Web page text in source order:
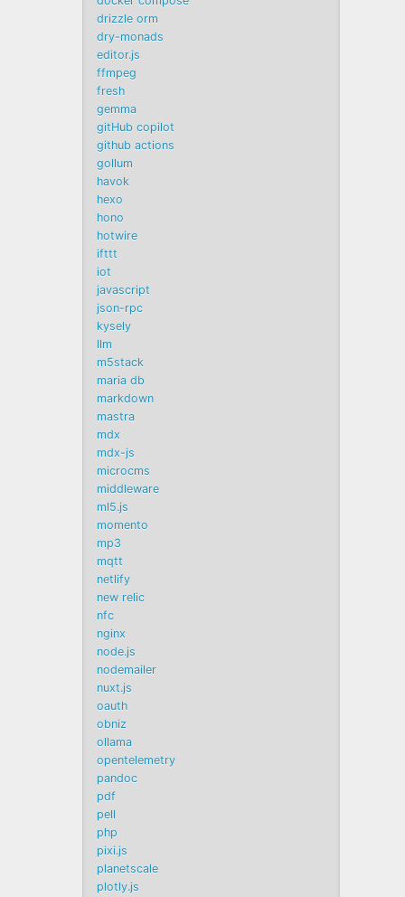
drizzle orm
dry-monads
editor.js
ffmpeg
fresh
gemma
gitHub copilot
github actions
gollum
havok
hexo
hono
hotwire
ifttt
iot
javascript
json-rpc
kysely
llm
m5stack
maria db
markdown
mastra
mdx
mdx-js
microcms
middleware
ml5.js
momento
mp3
mqtt
netlify
new relic
nfc
nginx
node.js
nodemailer
nuxt.js
oauth
obniz
ollama
opentelemetry
pandoc
pdf
pell
php
pixi.js
planetscale
plotly.js